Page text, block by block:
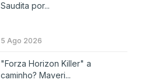
Saudita por...
5 Ago 2026
"Forza Horizon Killer" a
caminho? Maveri...